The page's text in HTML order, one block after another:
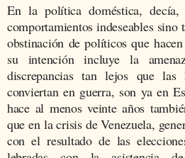
En la política doméstica,
comporta­mientos indeseables sino
obstinación de políticos que
su intención incluye la
discrepancias tan lejos que las
conviertan en guerra, son ya en
hace al menos veinte años
que en la crisis de Venezuela,
con el resultado de las